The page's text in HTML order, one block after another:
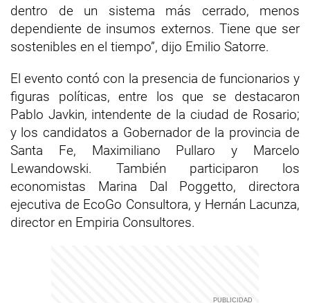
dentro de un sistema más cerrado, menos
dependiente de insumos externos. Tiene que ser
sostenibles en el tiempo”, dijo Emilio Satorre.
El evento contó con la presencia de funcionarios y
figuras políticas, entre los que se destacaron
Pablo Javkin, intendente de la ciudad de Rosario;
y los candidatos a Gobernador de la provincia de
Santa Fe, Maximiliano Pullaro y Marcelo
Lewandowski. También participaron los
economistas Marina Dal Poggetto, directora
ejecutiva de EcoGo Consultora, y Hernán Lacunza,
director en Empiria Consultores.